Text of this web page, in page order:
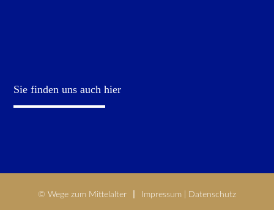
Sie finden uns auch hier
© Wege zum Mittelalter Impressum Datenschutz